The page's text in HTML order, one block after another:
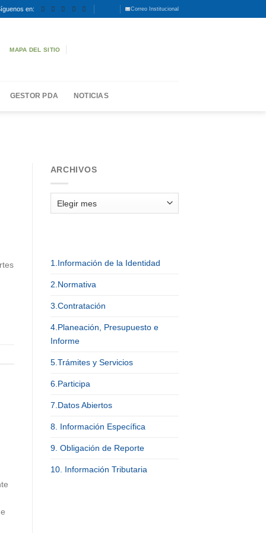
en: Correo Institucional
MAPA DEL SITIO
GESTOR PDA NOTICIAS
ARCHIVOS
1.Información de la Identidad
2.Normativa
3.Contratación
4.Planeación, Presupuesto e
Informe
5.Trámites y Servicios
6.Participa
7.Datos Abiertos
8. Información Específica
9. Obligación de Reporte
10. Información Tributaria